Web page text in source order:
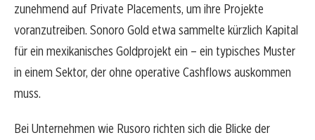
zunehmend auf Private Placements, um ihre Projekte
voranzutreiben. Sonoro Gold etwa sammelte kürzlich Kapital
für ein mexikanisches Goldprojekt ein – ein typisches Muster
in einem Sektor, der ohne operative Cashflows auskommen
muss.
Bei Unternehmen wie Rusoro richten sich die Blicke der